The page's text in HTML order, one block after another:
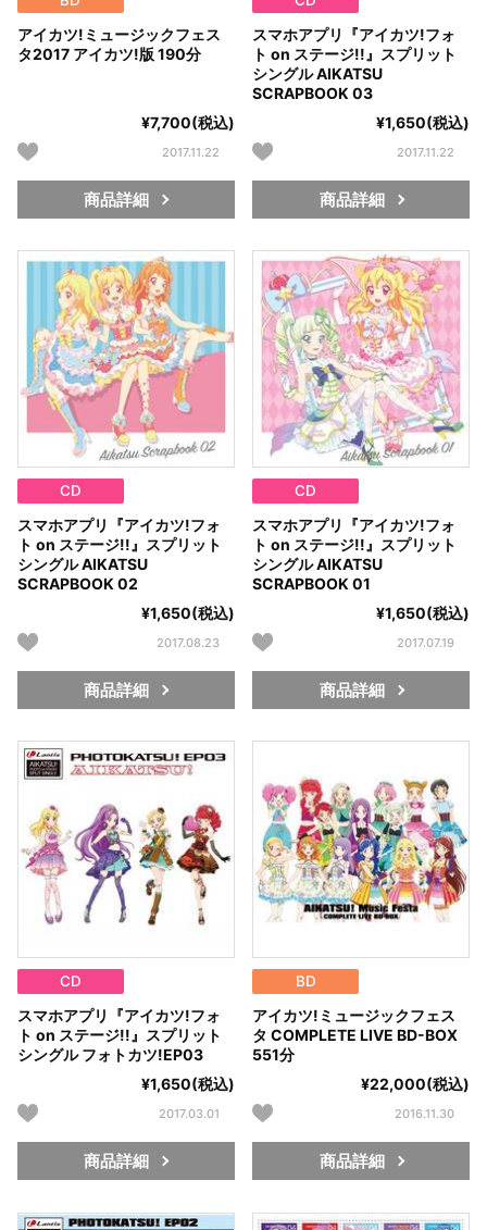
アイカツ!ミュージックフェス
タ2017 アイカツ!版 190分
¥7,700(税込)
2017.11.22
商品詳細
スマホアプリ『アイカツ!フォ
ト on ステージ!!』スプリット
シングル AIKATSU
SCRAPBOOK 03
¥1,650(税込)
2017.11.22
商品詳細
CD
スマホアプリ『アイカツ!フォ
ト on ステージ!!』スプリット
シングル AIKATSU
SCRAPBOOK 02
¥1,650(税込)
2017.08.23
商品詳細
CD
スマホアプリ『アイカツ!フォ
ト on ステージ!!』スプリット
シングル AIKATSU
SCRAPBOOK 01
¥1,650(税込)
2017.07.19
商品詳細
CD
スマホアプリ『アイカツ!フォ
ト on ステージ!!』スプリット
シングル フォトカツ!EP03
¥1,650(税込)
2017.03.01
商品詳細
BD
アイカツ!ミュージックフェス
タ COMPLETE LIVE BD-BOX
551分
¥22,000(税込)
2016.11.30
商品詳細